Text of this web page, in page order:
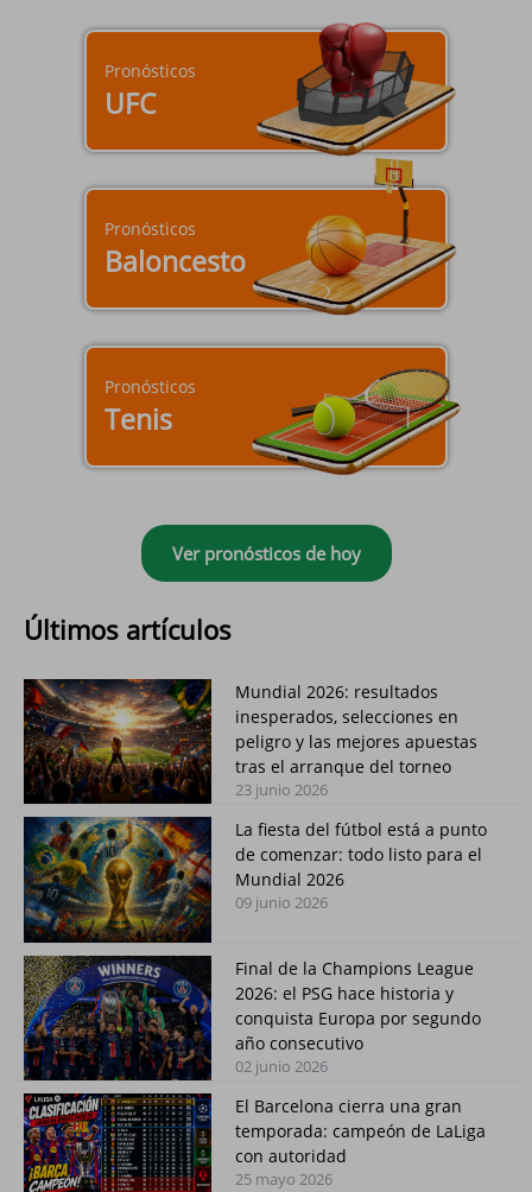
Pronósticos
UFC
Pronósticos
Baloncesto
Pronósticos
Tenis
Ver pronósticos de hoy
Últimos artículos
Mundial 2026: resultados
inesperados, selecciones en
peligro y las mejores apuestas
tras el arranque del torneo
23 junio 2026
La fiesta del fútbol está a punto
de comenzar: todo listo para el
Mundial 2026
09 junio 2026
Final de la Champions League
2026: el PSG hace historia y
conquista Europa por segundo
año consecutivo
02 junio 2026
El Barcelona cierra una gran
temporada: campeón de LaLiga
con autoridad
25 mayo 2026